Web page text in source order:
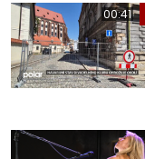
00:41